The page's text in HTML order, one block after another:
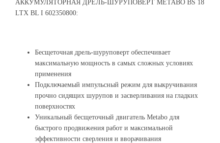
АККУМУЛЯТОРНАЯ ДРЕЛЬ-ШУРУПОВЕРТ METABO BS 18
LTX BL I 602350800:
Бесщеточная дрель-шуруповерт обеспечивает
максимальную мощность в самых сложных условиях
применения
Подключаемый импульсный режим для выкручивания
прочно сидящих шурупов и засверливания на гладких
поверхностях
Уникальный бесщеточный двигатель Metabo для
быстрого продвижения работ и максимальной
эффективности сверления и вворачивания